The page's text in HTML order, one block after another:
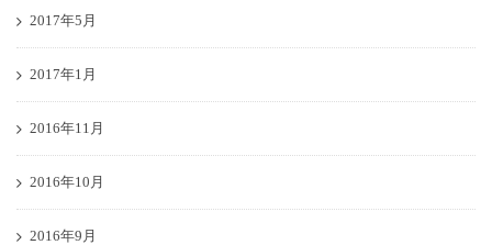
2017年5月
2017年1月
2016年11月
2016年10月
2016年9月